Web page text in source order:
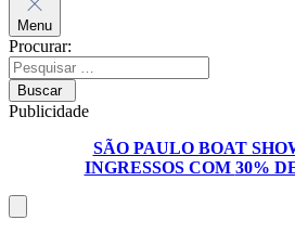
Menu
Procurar:
Buscar
Publicidade
SÃO PAULO BOAT
INGRESSOS COM 30%